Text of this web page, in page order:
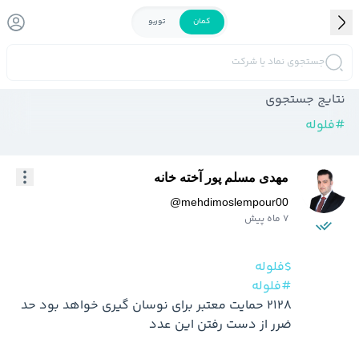
کمان توربو
جستجوی نماد یا شرکت
نتایج جستجوی
#فلوله
مهدی مسلم پور آخته خانه
@mehdimoslempour00
7 ماه پیش
$فلوله
#فلوله
ضرر از دست رفتن این عدد